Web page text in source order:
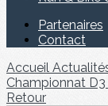
Partenaires
Contact
Accueil
Championnat
Retour